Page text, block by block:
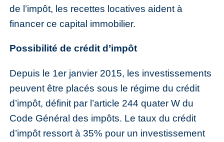
de l’impôt, les recettes locatives aident à
financer ce capital immobilier.
Possibilité de crédit d’impôt
Depuis le 1er janvier 2015, les investissements
peuvent être placés sous le régime du crédit
d’impôt, définit par l’article 244 quater W du
Code Général des impôts. Le taux du crédit
d’impôt ressort à 35% pour un investissement